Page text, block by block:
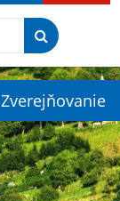
Zverejňovanie